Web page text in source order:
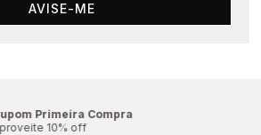
AVISE-ME
Cupom Primeira Compra
Aproveite 10% off